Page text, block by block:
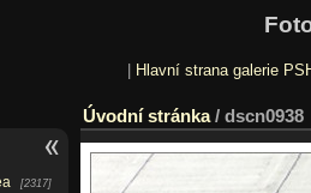
Hlavní strana galerie
2317
Úvodní stránka/ dscn0938